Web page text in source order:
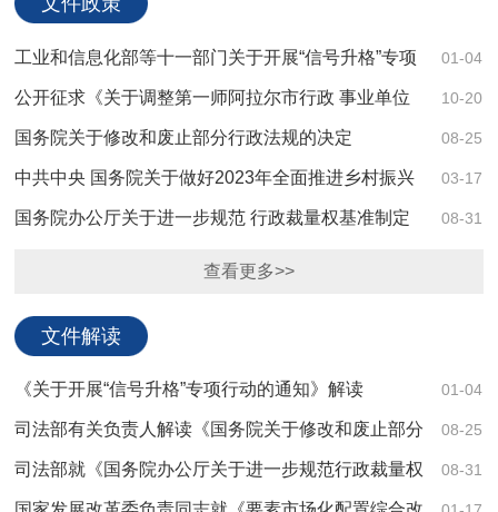
01-04
工业和信息化部等十一部门关于开展“信号升格”专项
行动的通知 10-20
公开征求《关于调整第一师阿拉尔市行政 事业单位
职工冬季取暖费补贴标准的通知 （征求意见稿）》意见的通
知
08-25
国务院关于修改和废止部分行政法规的决定
03-17
中共中央 国务院关于做好2023年全面推进乡村振兴
重点工作的意见 08-31
国务院办公厅关于进一步规范 行政裁量权基准制定
查看更多>>
文件解读
01-04
《关于开展“信号升格”专项行动的通知》解读
08-25
司法部有关负责人解读《国务院关于修改和废止部分
行政法规的决定》：推进严格规范公正文明执法的重要举措
08-31
司法部就《国务院办公厅关于进一步规范行政裁量权